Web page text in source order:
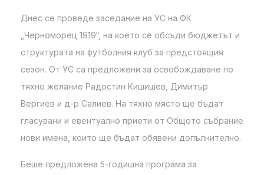
Днес се проведе заседание на УС на ФК
„Черноморец 1919“, на което се обсъди бюджетът и
структурата на футболния клуб за предстоящия
сезон. От УС са предложени за освобождаване по
тяхно желание Радостин Кишишев, Димитър
Вергиев и д-р Салиев. На тяхно място ще бъдат
гласувани и евентуално приети от Общото събрание
нови имена, които ще бъдат обявени допълнително.
Беше предложена 5-годишна програма за